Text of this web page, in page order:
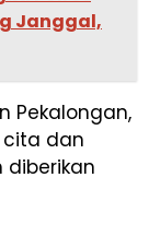
Janggal,
Pekalongan,
cita dan